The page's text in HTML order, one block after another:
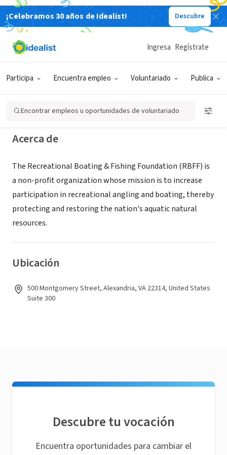
¡Celebramos 30 años de Idealist! Descubre
Participa Encuentra empleo Voluntariado Publica
Ingresa Regístrate
Encontrar empleos u oportunidades de voluntariado
ORGANIZACIÓN SIN FIN DE LUCRO
Recreational Boating & Fishing
Foundation (RBFF)
Alexandria, VA|www.rbff.org
Acerca de
The Recreational Boating & Fishing Foundation (RBFF) is
a non-profit organization whose mission is to increase
participation in recreational angling and boating, thereby
protecting and restoring the nation's aquatic natural
resources.
Ubicación
500 Montgomery Street, Alexandria, VA 22314, United States
Suite 300
Descubre tu vocación
Encuentra oportunidades para cambiar el